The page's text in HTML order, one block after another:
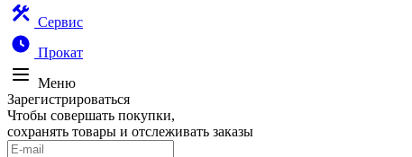
Сервис
Прокат
Меню
Зарегистрироваться
Чтобы совершать покупки,
сохранять товары и отслеживать заказы